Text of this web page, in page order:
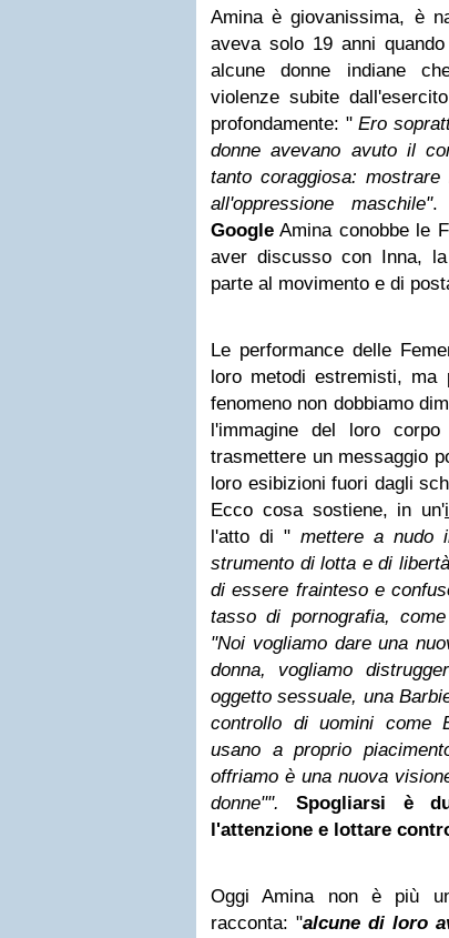
Amina è giovanissima, è
aveva solo 19 anni
alcune donne indiane
violenze subite
profondamente: " Ero
donne avevano avuto il
tanto coraggiosa:
all'oppressione maschile".
Google Amina conobbe le
aver discusso con Inna,
parte al movimento e di
Le performance delle
loro metodi estremisti, ma
fenomeno non dobbiamo
l'immagine del loro
trasmettere un messaggio
loro esibizioni fuori dagli
Ecco cosa sostiene, in un'
l'atto di " mettere a nudo
strumento di lotta e di
di essere frainteso e
tasso di pornografia,
"Noi vogliamo dare una
donna, vogliamo
oggetto sessuale, una
controllo di uomini come
usano a proprio
offriamo è una nuova
donne"".Spogliarsi è
l'attenzione e lottare
Oggi Amina non è più
racconta: "alcune di loro